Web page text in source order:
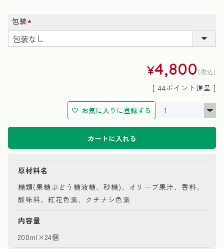
包装
(必
須)
¥4,800 税込
[ 44ポイント進呈 ]
お気に入りに登録する
カートに入れる
原材料名
糖類(果糖ぶどう糖液糖、砂糖)、オリーブ果汁、香料、
酸味料、紅花色素、クチナシ色素
内容量
200ml×24個